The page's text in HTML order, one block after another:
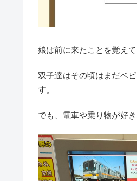
娘は前に来たことを覚え
双子達はその頃はまだベ
す。
でも、電車や乗り物が好